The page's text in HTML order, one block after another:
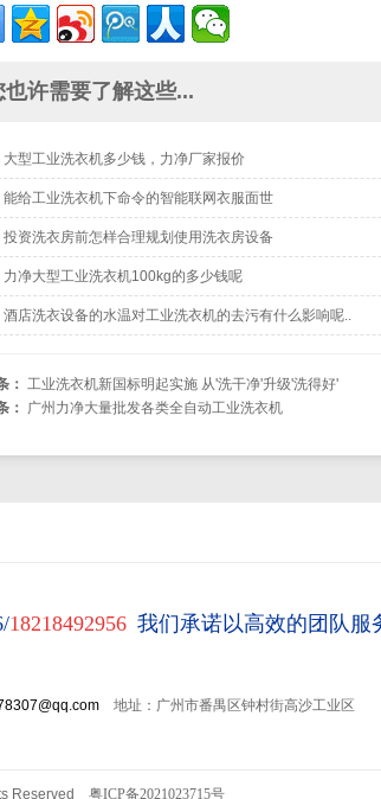
也许需要了解这些...
大型工业洗衣机多少钱，力净厂家报价
能给工业洗衣机下命令的智能联网衣服面世
投资洗衣房前怎样合理规划使用洗衣房设备
力净大型工业洗衣机100kg的多少钱呢
酒店洗衣设备的水温对工业洗衣机的去污有什么影响呢..
： 工业洗衣机新国标明起实施 从'洗干净'升级'洗得好'
： 广州力净大量批发各类全自动工业洗衣机
18218492956 我们承诺以高效的团队服
@qq.com 地址：广州市番禺区钟村街高沙工业区
Reserved 粤ICP备2021023715号